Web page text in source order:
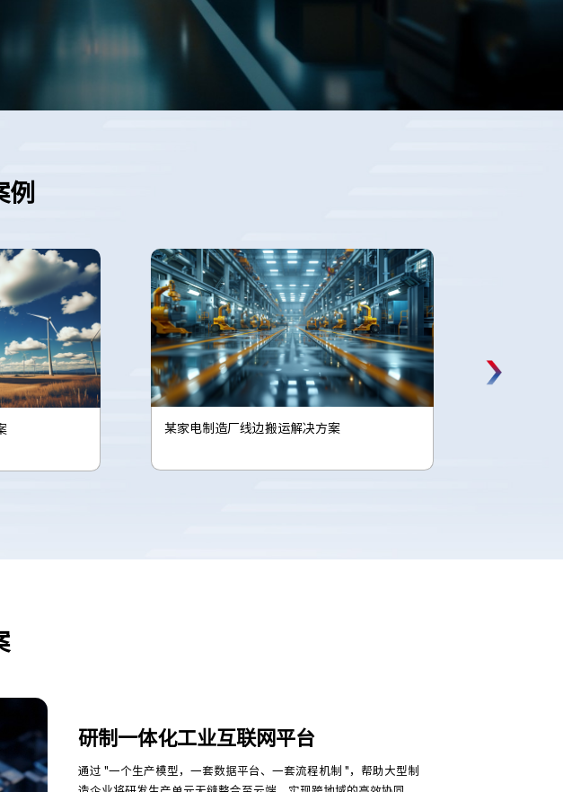
例
某品牌汽车装配产线打印解决方案
研制一体化工业互联网平台
通过 "一个生产模型，一套数据平台、一套流程机制 "，帮助大型制